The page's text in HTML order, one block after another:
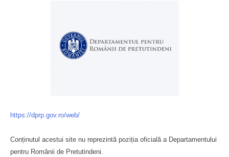
https://dprp.gov.ro/web/
Conținutul acestui site nu reprezintă poziția oficială a Departamentului
pentru Românii de Pretutindeni.